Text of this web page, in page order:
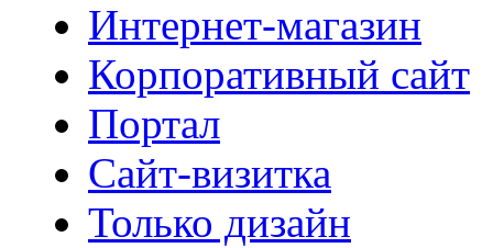
Интернет-магазин
Корпоративный сайт
Портал
Сайт-визитка
Только дизайн